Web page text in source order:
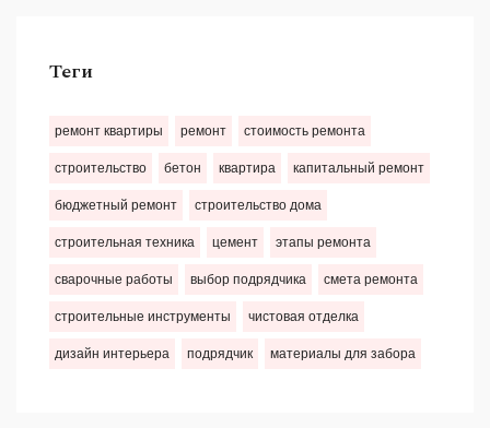
Теги
ремонт квартиры ремонт стоимость ремонта
строительство бетон квартира капитальный ремонт
бюджетный ремонт строительство дома
строительная техника цемент этапы ремонта
сварочные работы выбор подрядчика смета ремонта
строительные инструменты чистовая отделка
дизайн интерьера подрядчик материалы для забора